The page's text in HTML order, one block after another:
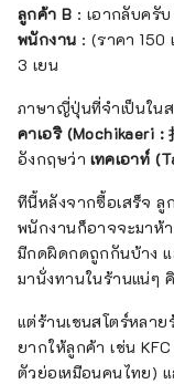
ลูกค้า B : เอากลับครับ
พนักงาน : (ราคา 150
3 เยน
ภาษาญี่ปุ่นที่จำเป็นใน
คาเอริ (Mochikaeri :
อังกฤษว่าเทคเอาท์
ทีนี้หลังจากซื้อเสร็จ ลู
พนักงานก็อาจจะมาห้
มีกดผิดกดถูกกันบ้าง
มานั่งทานในร้านแน่ๆ
แต่ร้านเชนสโตร์หลาย
ยากให้ลูกค้า เช่น
ตัวย่อเหมือนคนไทย)